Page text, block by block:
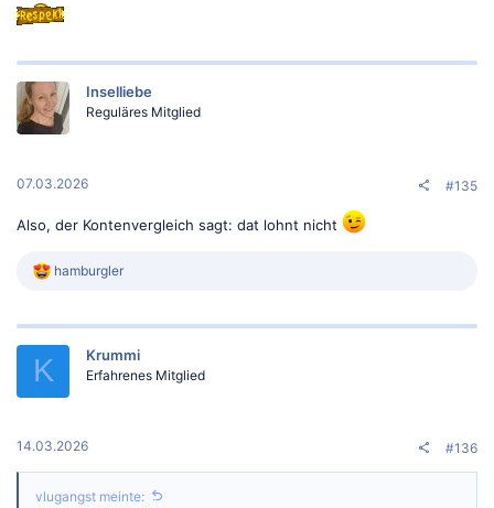
Inselliebe
Reguläres Mitglied
07.03.2026 #135
Also, der Kontenvergleich sagt: dat lohnt nicht
R
k
:
hamburgler
K Krummi
Erfahrenes Mitglied
14.03.2026 #136
vlugangst meinte: